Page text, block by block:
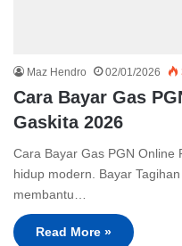
Maz Hendro 02/01/2026
Cara Bayar Gas
Gaskita 2026
Cara Bayar Gas PGN Online
hidup modern. Bayar
membantu…
Read More »